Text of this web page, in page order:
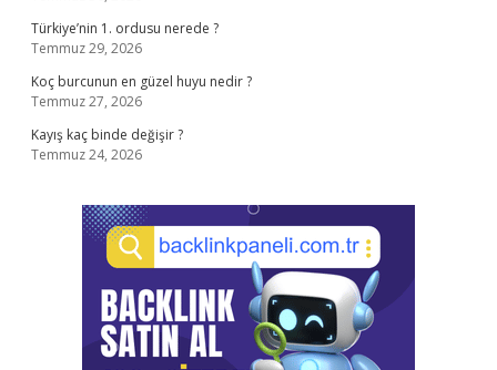
Türkiye’nin 1. ordusu nerede ?
Temmuz 29, 2026
Koç burcunun en güzel huyu nedir ?
Temmuz 27, 2026
Kayış kaç binde değişir ?
Temmuz 24, 2026